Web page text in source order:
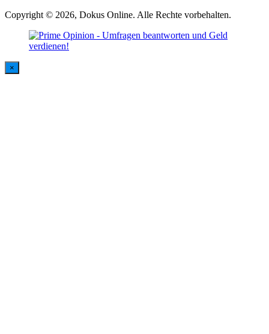
Copyright © 2026, Dokus Online. Alle Rechte vorbehalten.
×